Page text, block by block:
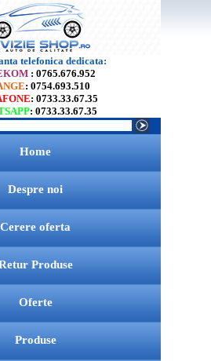
telefonica dedicata:
: 0765.676.952
: 0754.693.510
: 0733.33.67.35
: 0733.33.67.35
Home
Despre noi
Cerere oferta
Produse
Oferte
Produse